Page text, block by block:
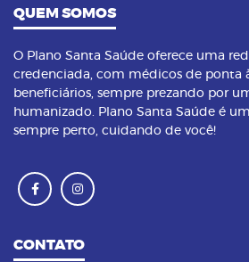
QUEM SOMOS
O Plano Santa Saúde oferece uma
credenciada, com médicos de ponta
beneficiários, sempre prezando por
humanizado. Plano Santa Saúde é
sempre perto, cuidando de você!
CONTATO